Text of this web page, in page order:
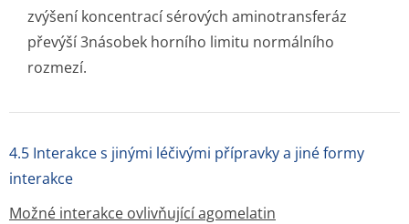
zvýšení koncentrací sérových aminotransferáz
převýší 3násobek horního limitu normálního
rozmezí.
4.5 Interakce s jinými léčivými přípravky a jiné formy
interakce
Možné interakce ovlivňující agomelatin